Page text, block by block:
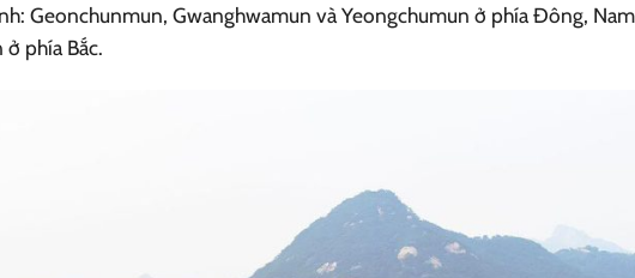
Geonchunmun, Gwanghwamun và Yeongchumun ở phía Đông,
phía Bắc.